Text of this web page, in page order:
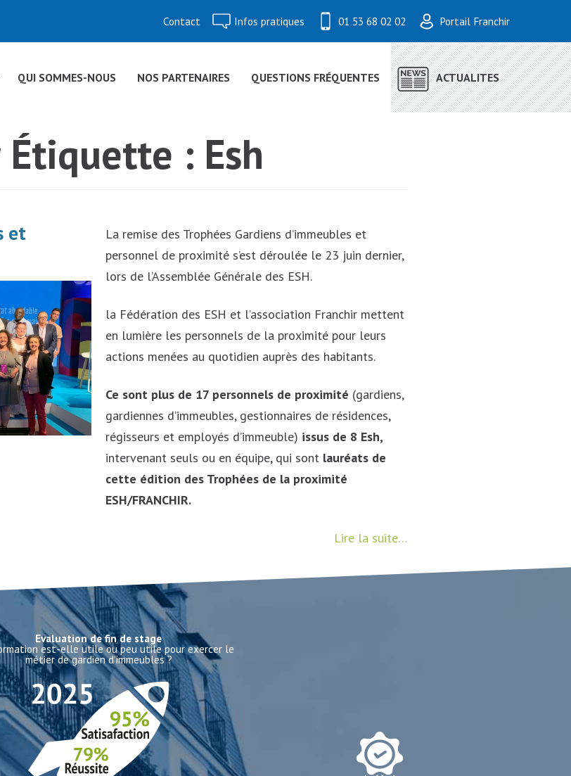
Contact Infos pratiques 01 53 68 02 02 Portail Franchir
contenu
QUI SOMMES-NOUS NOS PARTENAIRES QUESTIONS FRÉQUENTES ACTUALITES
Étiquette : Esh
et
La remise des Trophées Gardiens d’immeubles et
personnel de proximité s’est déroulée le 23 juin dernier,
lors de l’Assemblée Générale des ESH.
la Fédération des ESH et l’association Franchir mettent
en lumière les personnels de la proximité pour leurs
actions menées au quotidien auprès des habitants.
Ce sont plus de 17 personnels de proximité (gardiens,
gardiennes d’immeubles, gestionnaires de résidences,
régisseurs et employés d’immeuble) issus de 8 Esh,
intervenant seuls ou en équipe, qui sont lauréats de
cette édition des Trophées de la proximité
ESH/FRANCHIR.
Lire la suite…
Evaluation de fin de stage
est-elle utile ou peu utile pour exercer le
métier de gardien d’immeubles ?